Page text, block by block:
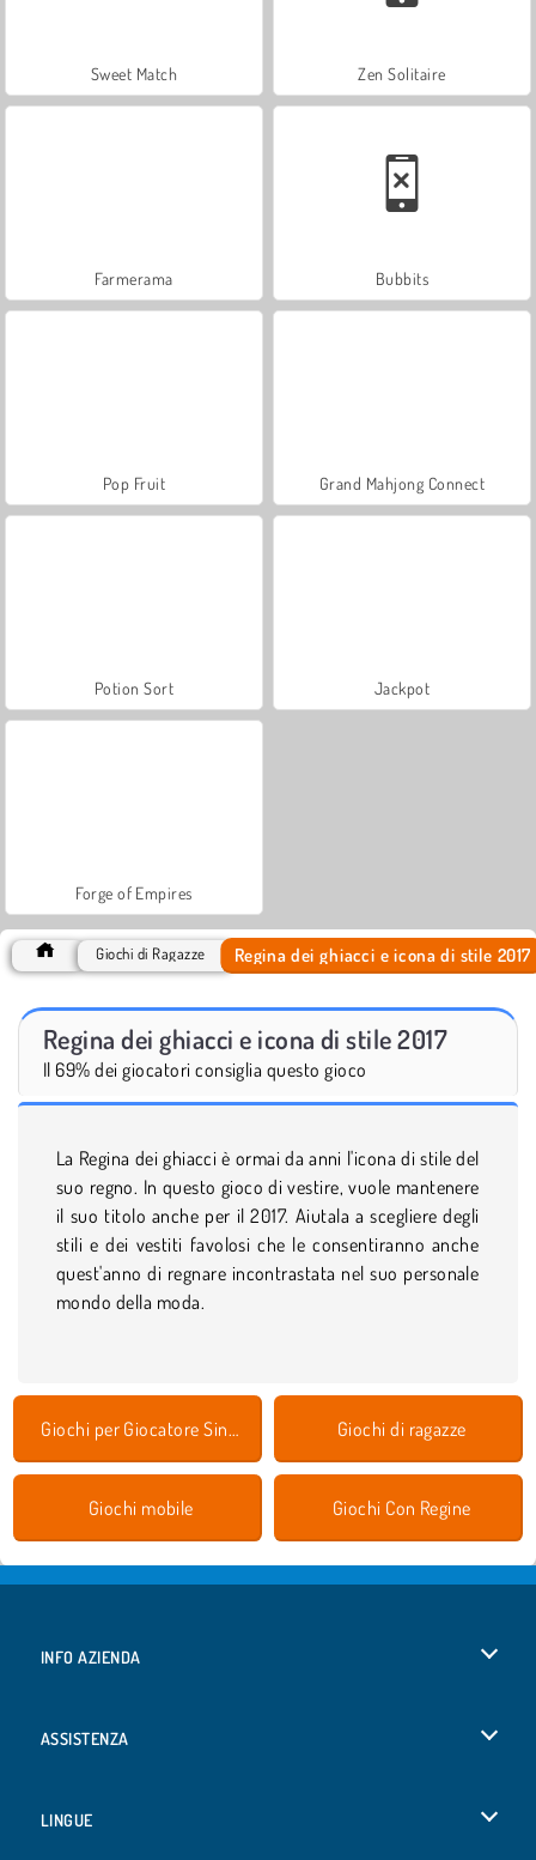
Sweet Match Zen Solitaire
Farmerama Bubbits
Pop Fruit Grand Mahjong Connect
Potion Sort Jackpot
Forge of Empires
Giochi di Ragazze Regina dei ghiacci e icona di stile 2017
Regina dei ghiacci e icona di stile 2017
Il 69% dei giocatori consiglia questo gioco
La Regina dei ghiacci è ormai da anni l'icona di stile del
suo regno. In questo gioco di vestire, vuole mantenere
il suo titolo anche per il 2017. Aiutala a scegliere degli
stili e dei vestiti favolosi che le consentiranno anche
quest'anno di regnare incontrastata nel suo personale
mondo della moda.
Giochi per Giocatore Singolo Giochi di ragazze
Giochi mobile Giochi Con Regine
INFO AZIENDA
ASSISTENZA
LINGUE